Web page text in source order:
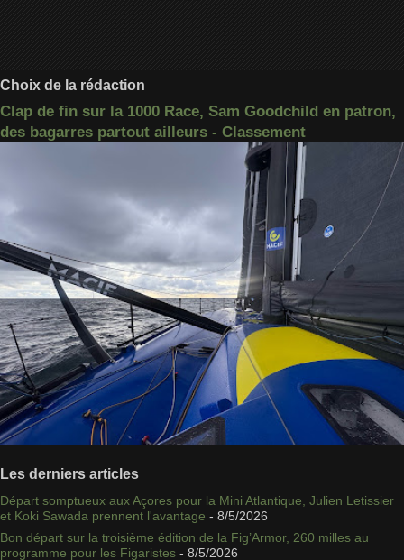
Choix de la rédaction
Clap de fin sur la 1000 Race, Sam Goodchild en patron,
des bagarres partout ailleurs - Classement
Les derniers articles
Départ somptueux aux Açores pour la Mini Atlantique, Julien Letissier
et Koki Sawada prennent l'avantage - 8/5/2026
Bon départ sur la troisième édition de la Fig’Armor, 260 milles au
programme pour les Figaristes - 8/5/2026